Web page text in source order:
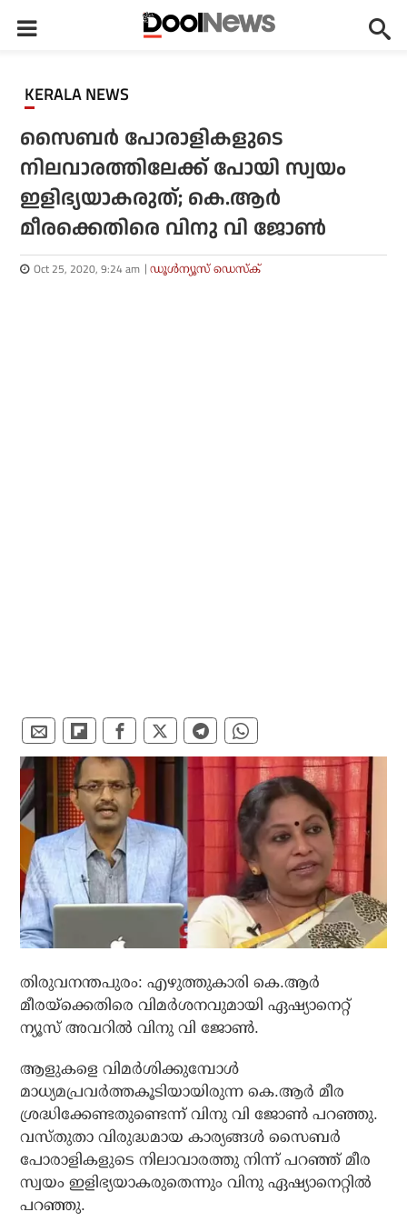
KERALA NEWS
സൈബര്‍ പോരാളികളുടെ
നിലവാരത്തിലേക്ക് പോയി സ്വയം
ഇളിഭ്യയാകരുത്; കെ.ആര്‍
മീരക്കെതിരെ വിനു വി ജോണ്‍
Oct 25, 2020, 9:24 am ഡൂള്‍ന്യൂസ് ഡെസ്‌ക്
തിരുവനന്തപുരം: എഴുത്തുകാരി കെ.ആര്‍
മീരയ്ക്കെതിരെ വിമര്‍ശനവുമായി ഏഷ്യാനെറ്റ്
ന്യൂസ് അവറില്‍ വിനു വി ജോണ്‍.
ആളുകളെ വിമര്‍ശിക്കുമ്പോള്‍
മാധ്യമപ്രവര്‍ത്തകൂടിയായിരുന്ന കെ.ആര്‍ മീര
ശ്രദ്ധിക്കേണ്ടതുണ്ടെന്ന് വിനു വി ജോണ്‍ പറഞ്ഞു.
വസ്തുതാ വിരുദ്ധമായ കാര്യങ്ങള്‍ സൈബര്‍
പോരാളികളുടെ നിലാവാരത്തു നിന്ന് പറഞ്ഞ് മീര
സ്വയം ഇളിഭ്യയാകരുതെന്നും വിനു ഏഷ്യാനെറ്റില്‍
പറഞ്ഞു.